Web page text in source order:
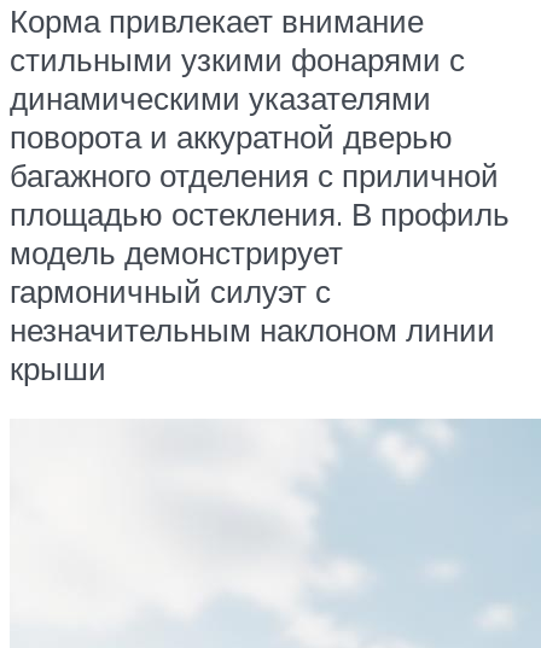
Корма привлекает внимание
стильными узкими фонарями с
динамическими указателями
поворота и аккуратной дверью
багажного отделения с приличной
площадью остекления. В профиль
модель демонстрирует
гармоничный силуэт с
незначительным наклоном линии
крыши